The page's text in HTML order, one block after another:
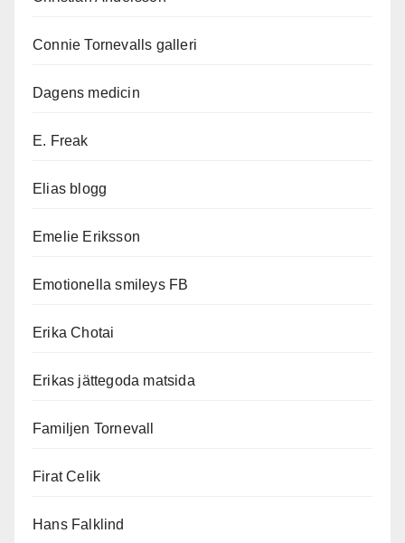
Connie Tornevalls galleri
Dagens medicin
E. Freak
Elias blogg
Emelie Eriksson
Emotionella smileys FB
Erika Chotai
Erikas jättegoda matsida
Familjen Tornevall
Firat Celik
Hans Falklind